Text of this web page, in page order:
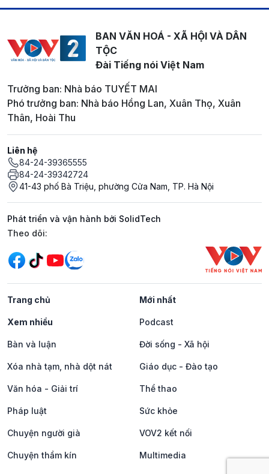
BAN VĂN HOÁ - XÃ HỘI VÀ DÂN
TỘC
Đài Tiếng nói Việt Nam
Trưởng ban: Nhà báo TUYẾT MAI
Phó trưởng ban: Nhà báo Hồng Lan, Xuân Thọ, Xuân
Thân, Hoài Thu
Liên hệ
84-24-39365555
84-24-39342724
41-43 phố Bà Triệu, phường Cửa Nam, TP. Hà Nội
Phát triển và vận hành bởi SolidTech
Mạng xã hội
Theo dõi:
Trang chủ Mới nhất
Xem nhiều Podcast
Bàn và luận Đời sống - Xã hội
Xóa nhà tạm, nhà dột nát Giáo dục - Đào tạo
Văn hóa - Giải trí Thể thao
Pháp luật Sức khỏe
Chuyện người già VOV2 kết nối
Chuyện thầm kín Multimedia